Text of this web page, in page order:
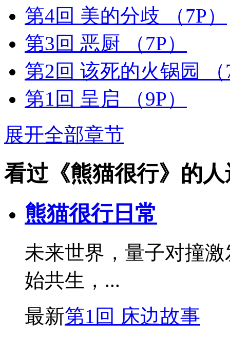
第4回 美的分歧
（7P）
第3回 恶厨
（7P）
第2回 该死的火锅园
第1回 呈启
（9P）
展开全部章节
看过《熊猫很行》的
熊猫很行日常
未来世界，量子对撞
始共生，...
最新第1回 床边故事